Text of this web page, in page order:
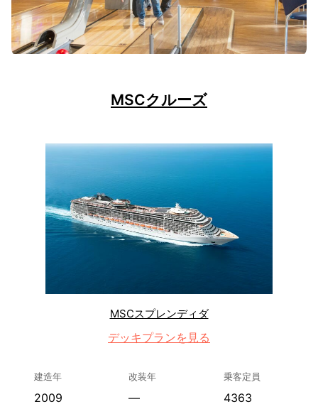
MSCクルーズ
MSCスプレンディダ
デッキプランを見る
建造年
2009
改装年
—
乗客定員
4363